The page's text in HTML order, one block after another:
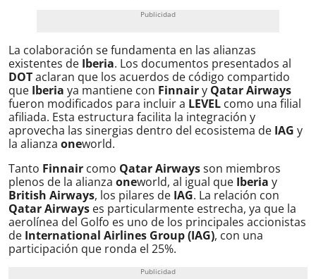
La colaboración se fundamenta en las alianzas
existentes de Iberia. Los documentos presentados al
DOTaclaran que los acuerdos de código compartido
que Iberia ya mantiene con Finnairy Qatar Airways
fueron modificados para incluir a LEVEL como una filial
afiliada. Esta estructura facilita la integración y
aprovecha las sinergias dentro del ecosistema de IAG y
la alianza oneworld.
Tanto Finnair como Qatar Airwaysson miembros
plenos de la alianza oneworld, al igual que Iberia y
British Airways, los pilares de IAG. La relación con
Qatar Airways es particularmente estrecha, ya que la
aerolínea del Golfo es uno de los principales accionistas
de International Airlines Group (IAG), con una
participación que ronda el 25%.